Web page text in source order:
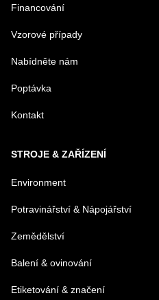
MENO
E-MAIL
TELEFÓN
Financování
Vzorové případy
Nabídněte nám
Poptávka
Kontakt
STROJE & ZAŘÍZENÍ
Environment
Potravinářství & Nápojářství
Zemědělství
Balení & ovinování
Etiketování & značení